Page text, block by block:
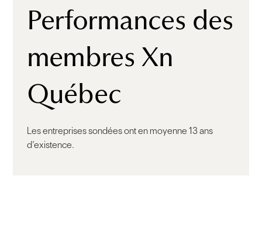
Performances des
membres Xn
Québec
Les entreprises sondées ont en moyenne 13 ans
d’existence.